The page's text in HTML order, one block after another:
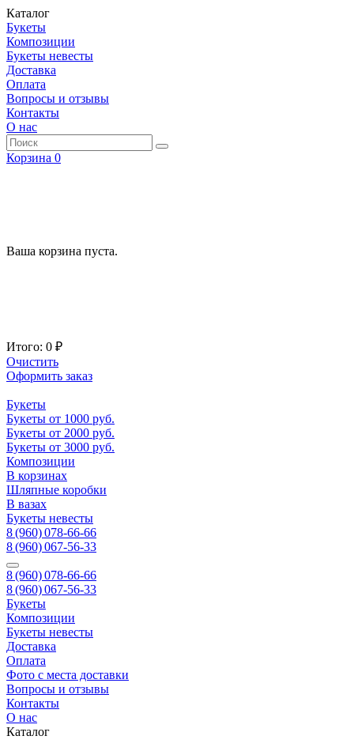
Каталог
Букеты
Композиции
Букеты невесты
Доставка
Оплата
Вопросы и отзывы
Контакты
О нас
Корзина 0
Ваша корзина пуста.
Итого: 0 ₽
Очистить
Оформить заказ
Букеты
Букеты от 1000 руб.
Букеты от 2000 руб.
Букеты от 3000 руб.
Композиции
В корзинах
Шляпные коробки
В вазах
Букеты невесты
8 (960) 078-66-66
8 (960) 067-56-33
8 (960) 078-66-66
8 (960) 067-56-33
Букеты
Композиции
Букеты невесты
Доставка
Оплата
Фото с места доставки
Вопросы и отзывы
Контакты
О нас
Каталог